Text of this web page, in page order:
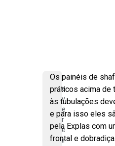
f
e
v
e
r
e
ir
Os painéis de
práticos acima de
às tubulações
e para isso eles
pela Explas com
frontal e